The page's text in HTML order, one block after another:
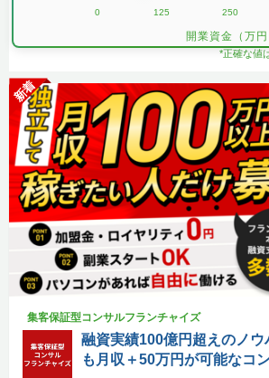
0 125 250
開業資金（万円
*正確な値
新着
集客保証型コンサルフランチャイズ
融資実績100億円超えのノ
も月収＋50万円が可能なコ